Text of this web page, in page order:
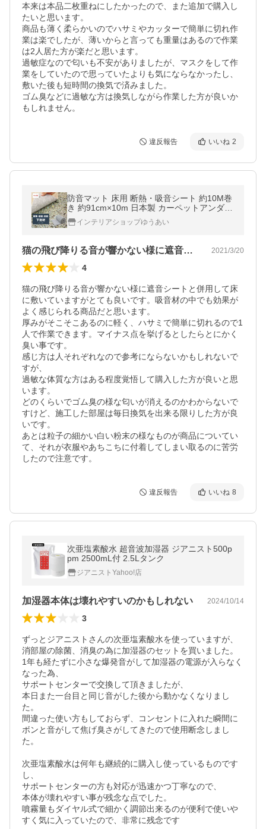
本来は本品二枚重ねにしたかったので、また追加で購入し
たいと思います。
商品も薄く柔らかいのでハサミやカッターで簡単に切れ作
業は楽でしたが、薄いからと言っても重量はあるので作業
は2人居た方が楽だと思います。
過敏症なので匂いも不安がありましたが、マスクをして作
業をしていたので思っていたよりも気にならなかったし、
敷いた後も短時間の換気で済みました。
ゴム臭などに過敏な方は換気しながら作業した方が良いか
もしれません。
違反報告 いいね 2
防音マット 床用 断熱・吸音シート 約10M巻
き 約91cm×10m 日本製 カーペットアンダー
レイ ハイクッション (Y) 衝撃吸収 耐久性 へ
たりにくい 防カビ
インテリアショップゆうあい
猫の飛び降りる音が響かない様に遮音シー… 2021/3/20
4
猫の飛び降りる音が響かない様に遮音シートと併用して床
に敷いていますがとても良いです。吸音材の中でも効果が
よく感じられる商品だと思います。
厚みがそこそこあるのに軽く、ハサミで簡単に切れるので1
人で作業できます。マイナス点を挙げるとしたらとにかく
臭い事です。
感じ方は人それぞれなので参考にならないかもしれないで
すが、
過敏な体質な方はある程度覚悟して購入した方が良いと思
います。
どのくらいでゴム臭の様な匂いが消えるのかわからないで
すけど、施工した部屋は毎日換気を出来る限りした方が良
いです。
あとは粒子の細かい白い粉末の様なものが商品についてい
て、それが衣服やあちこちに付着してしまい取るのに苦労
したので注意です。
違反報告 いいね 8
次亜塩素酸水 超音波加湿器 ジアニスト500p
pm 2500mL付 2.5Lタンク
ジアニストYahoo!店
加湿器本体は壊れやすいのかもしれない 2024/10/14
3
ずっとジアニストさんの次亜塩素酸水を使っていますが、
消部屋の除菌、消臭の為に加湿器のセットを買いました。
1年も経たずに小さな爆発音がして加湿器の電源が入らなく
なった為、
サポートセンターで交換して頂きましたが、
本日また一台目と同じ音がした後から動かなくなりまし
た。
間違った使い方もしておらず、コンセントに入れた瞬間に
ボンと音がして焦げ臭さがしてきたので使用断念しまし
た。
次亜塩素酸水は何年も継続的に購入し使っているものです
し、
サポートセンターの方も対応が迅速かつ丁寧なので、
本体が壊れやすい事が残念な点でした。
噴霧量もダイヤル式で細かく調節出来るのが便利で使いや
すく気に入っていたので、非常に残念です